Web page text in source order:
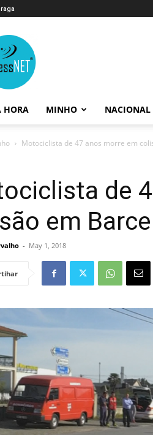
HORA MINHO NACIONAL
Motociclista de 47 anos morre em
de
em
- May 1, 2018